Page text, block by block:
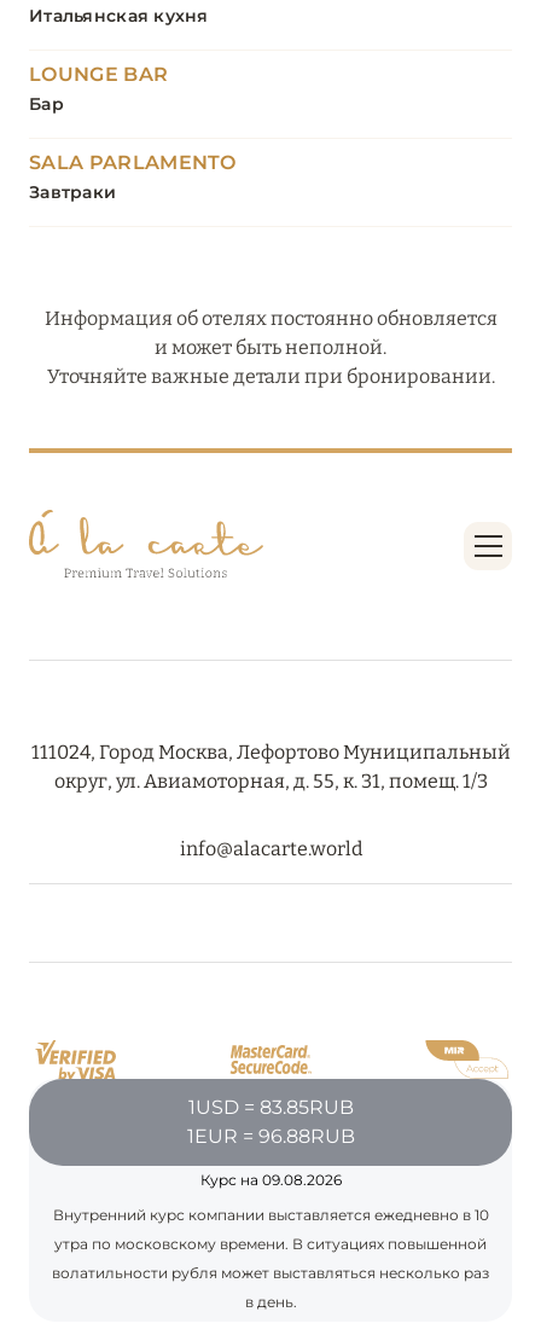
Итальянская кухня
LOUNGE BAR
Бар
SALA PARLAMENTO
Завтраки
Информация об отелях постоянно обновляется
и может быть неполной.
Уточняйте важные детали при бронировании.
111024, Город Москва, Лефортово Муниципальный
округ, ул. Авиамоторная, д. 55, к. 31, помещ. 1/3
info@alacarte.world
1USD = 83.85RUB
1EUR = 96.88RUB
Курс на 09.08.2026
Внутренний курс компании выставляется ежедневно в 10
утра по московскому времени. В ситуациях повышенной
волатильности рубля может выставляться несколько раз
в день.